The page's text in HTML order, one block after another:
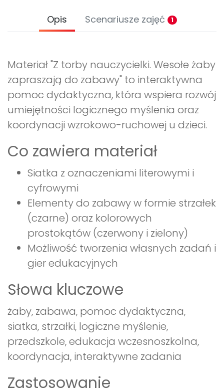
Opis Scenariusze zajęć 1
Materiał "Z torby nauczycielki. Wesołe żaby
zapraszają do zabawy" to interaktywna
pomoc dydaktyczna, która wspiera rozwój
umiejętności logicznego myślenia oraz
koordynacji wzrokowo-ruchowej u dzieci.
Co zawiera materiał
Siatka z oznaczeniami literowymi i
cyfrowymi
Elementy do zabawy w formie strzałek
(czarne) oraz kolorowych
prostokątów (czerwony i zielony)
Możliwość tworzenia własnych zadań i
gier edukacyjnych
Słowa kluczowe
żaby, zabawa, pomoc dydaktyczna,
siatka, strzałki, logiczne myślenie,
przedszkole, edukacja wczesnoszkolna,
koordynacja, interaktywne zadania
Zastosowanie